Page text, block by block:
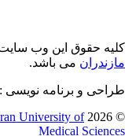
حقوق این وب سایت
می باشد.
و برنامه نویسی :
©
University of
Medical